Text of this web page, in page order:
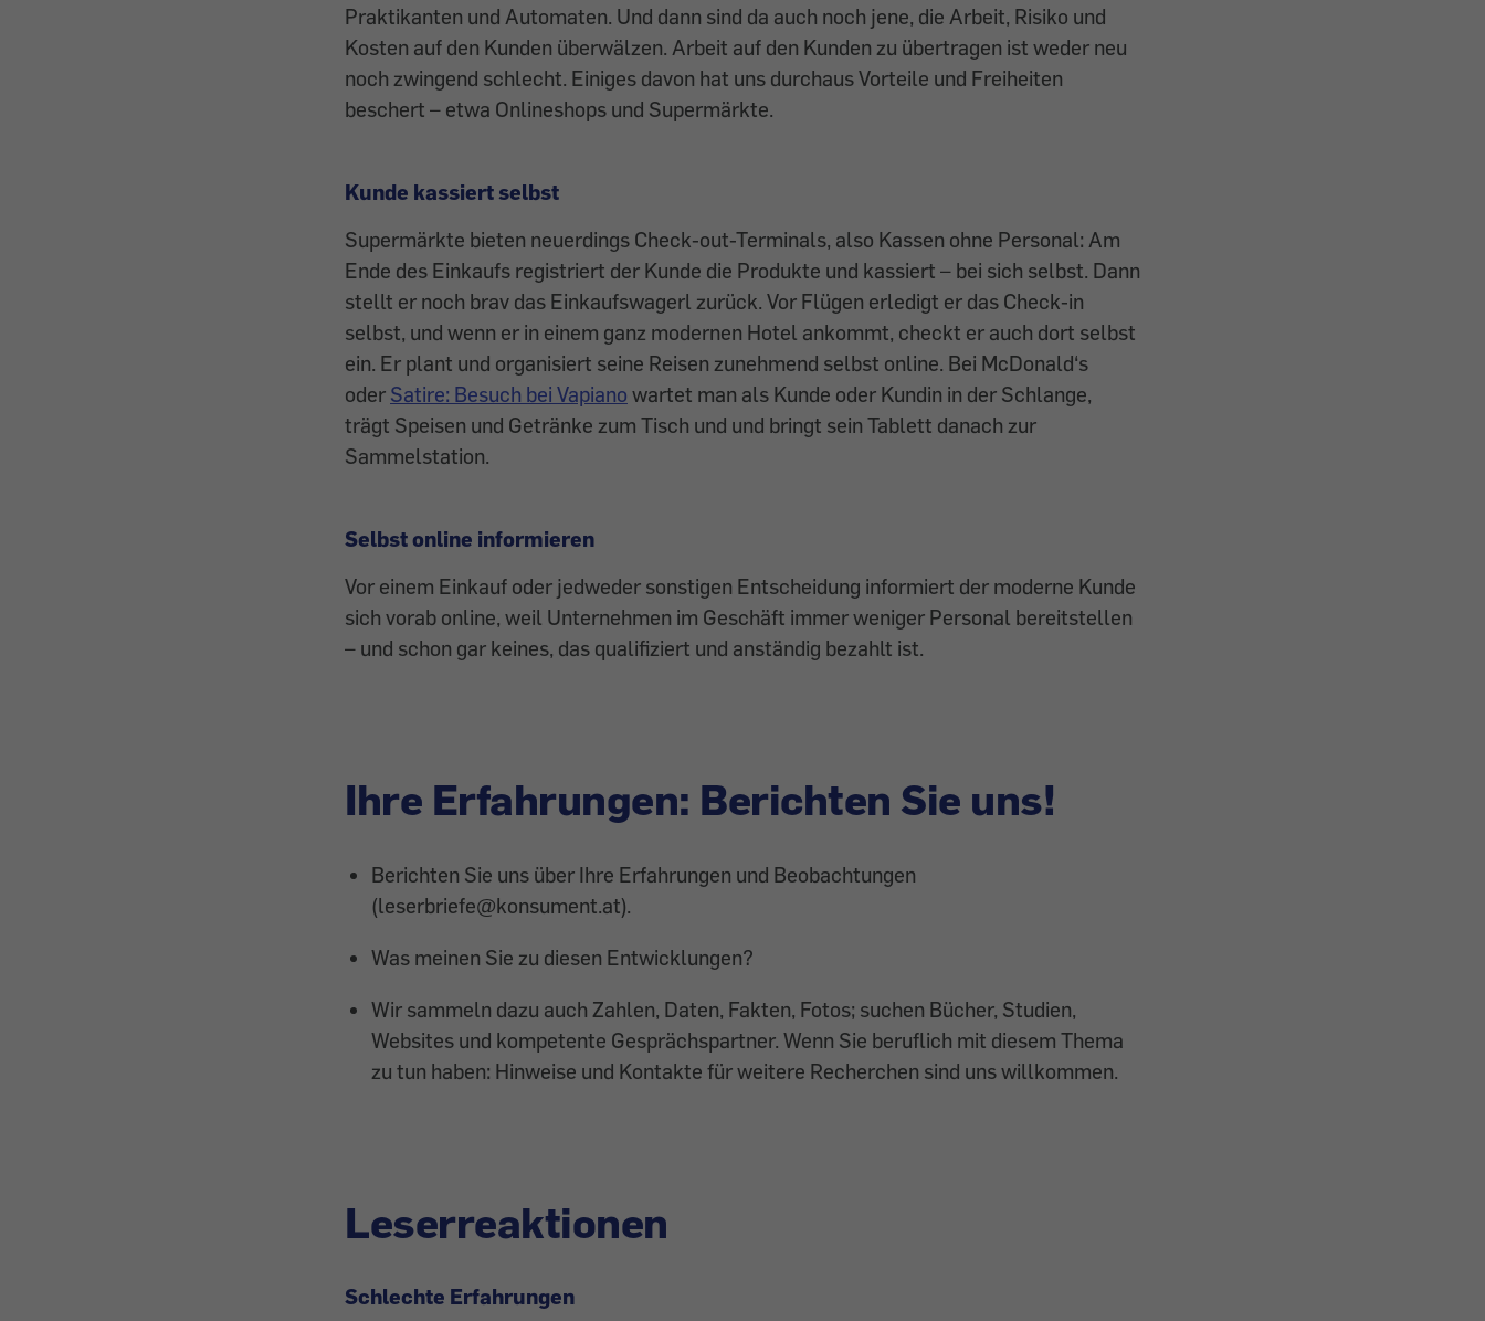
Praktikanten und Automaten. Und dann sind da auch noch jene, die Arbeit, Risiko und
Kosten auf den Kunden überwälzen. Arbeit auf den Kunden zu übertragen ist weder neu
noch zwingend schlecht. Einiges davon hat uns durchaus Vorteile und Freiheiten
beschert – etwa Onlineshops und Supermärkte.
Kunde kassiert selbst
Supermärkte bieten neuerdings Check-out-Terminals, also Kassen ohne Personal: Am
Ende des Einkaufs registriert der Kunde die Produkte und kassiert – bei sich selbst. Dann
stellt er noch brav das Einkaufswagerl zurück. Vor Flügen erledigt er das Check-in
selbst, und wenn er in einem ganz modernen Hotel ankommt, checkt er auch dort selbst
ein. Er plant und organisiert seine Reisen zunehmend selbst online. Bei McDonald‘s
oder Satire: Besuch bei Vapiano wartet man als Kunde oder Kundin in der Schlange,
trägt Speisen und Getränke zum Tisch und und bringt sein Tablett danach zur
Sammelstation.
Selbst online informieren
Vor einem Einkauf oder jedweder sonstigen Entscheidung informiert der moderne Kunde
sich vorab online, weil Unternehmen im Geschäft immer weniger Personal bereitstellen
– und schon gar keines, das qualifiziert und anständig bezahlt ist.
Ihre Erfahrungen: Berichten Sie uns!
Berichten Sie uns über Ihre Erfahrungen und Beobachtungen
(leserbriefe@konsument.at).
Was meinen Sie zu diesen Entwicklungen?
Wir sammeln dazu auch Zahlen, Daten, Fakten, Fotos; suchen Bücher, Studien,
Websites und kompetente Gesprächspartner. Wenn Sie beruflich mit diesem Thema
zu tun haben: Hinweise und Kontakte für weitere Recherchen sind uns willkommen.
Leserreaktionen
Schlechte Erfahrungen